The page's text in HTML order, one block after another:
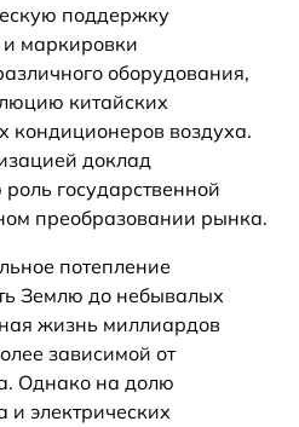
поддержку
маркировки
оборудования,
китайских
кондиционеров воздуха.
доклад
государственной
преобразовании рынка.
потепление
Землю до небывалых
жизнь миллиардов
зависимой от
Однако на долю
и электрических